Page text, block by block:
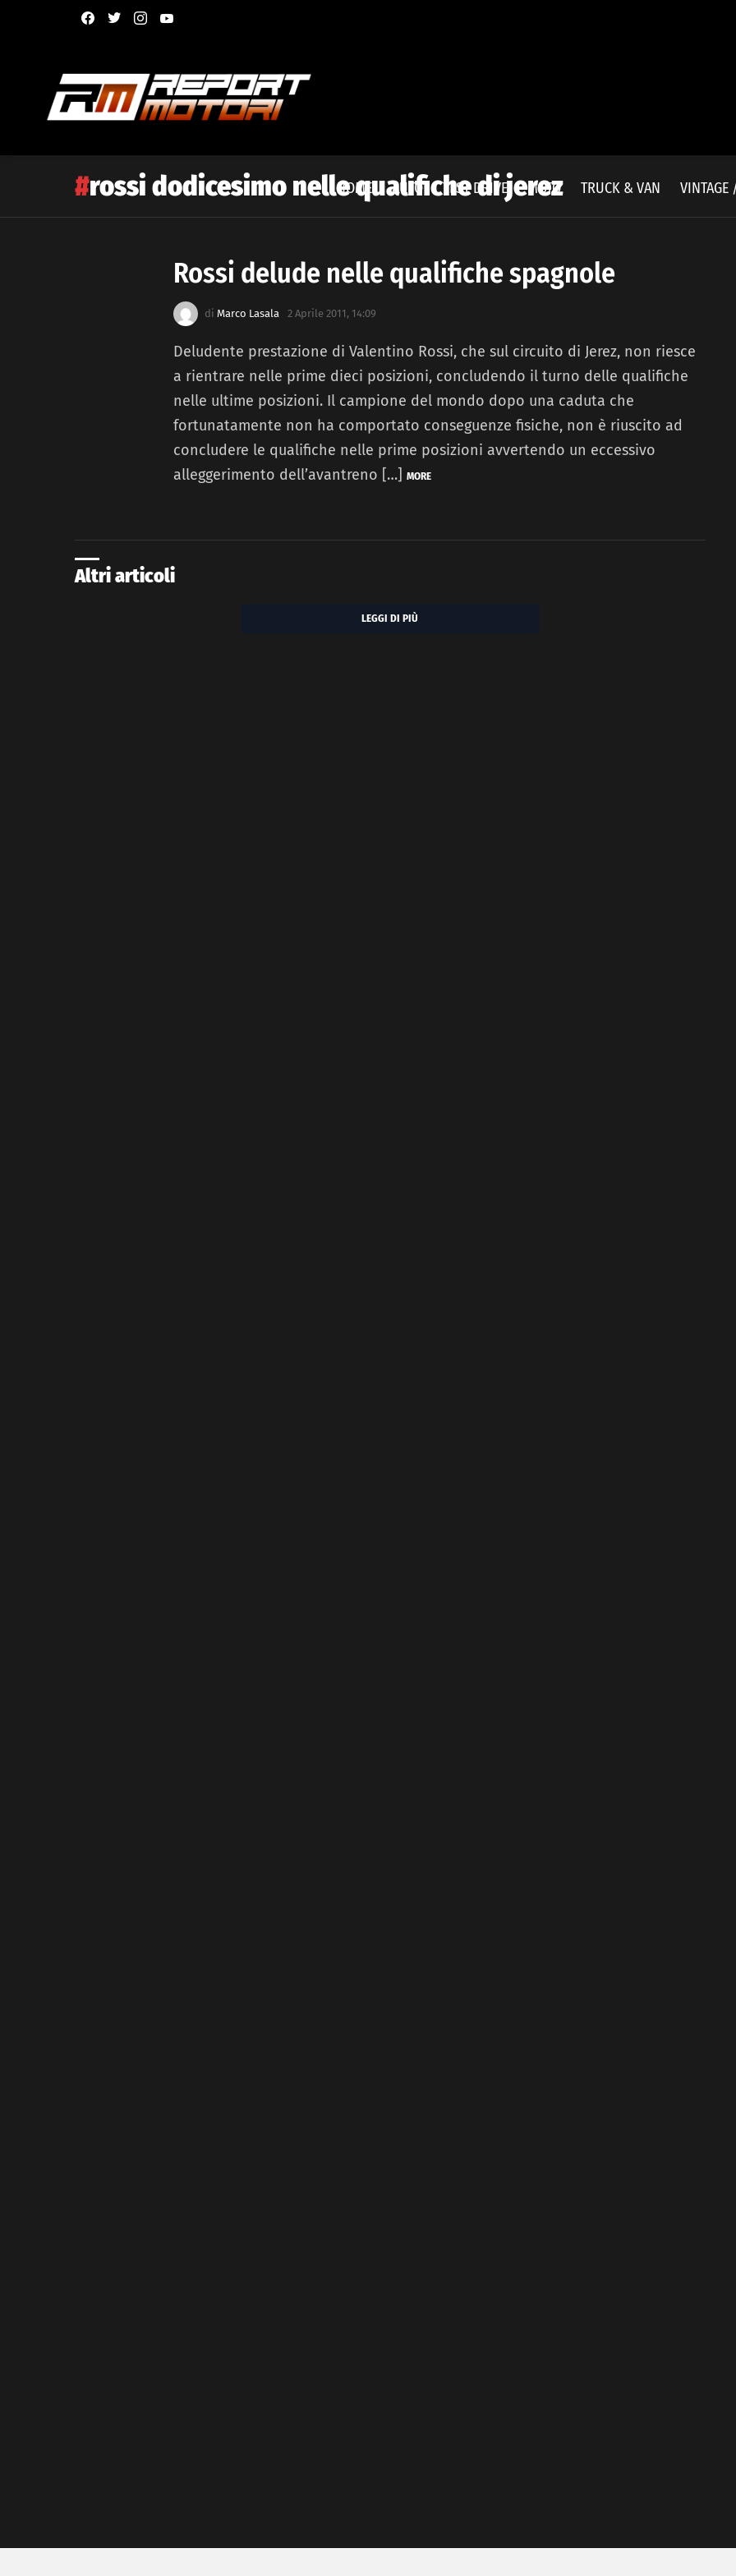
facebooktwitterinstagram
HOME AUTO TEST DRIVE MOTO TRUCK & VAN VINTAGE
rossi dodicesimo nelle qualifiche di jerez
Rossi delude nelle qualifiche spagnole
di Marco Lasala 2 Aprile 2011, 14:09
Deludente prestazione di Valentino Rossi, che sul circuito di Jerez, non riesce
a rientrare nelle prime dieci posizioni, concludendo il turno delle qualifiche
nelle ultime posizioni. Il campione del mondo dopo una caduta che
fortunatamente non ha comportato conseguenze fisiche, non è riuscito ad
concludere le qualifiche nelle prime posizioni avvertendo un eccessivo
alleggerimento dell’avantreno […] MORE
Altri articoli
LEGGI DI PIÙ